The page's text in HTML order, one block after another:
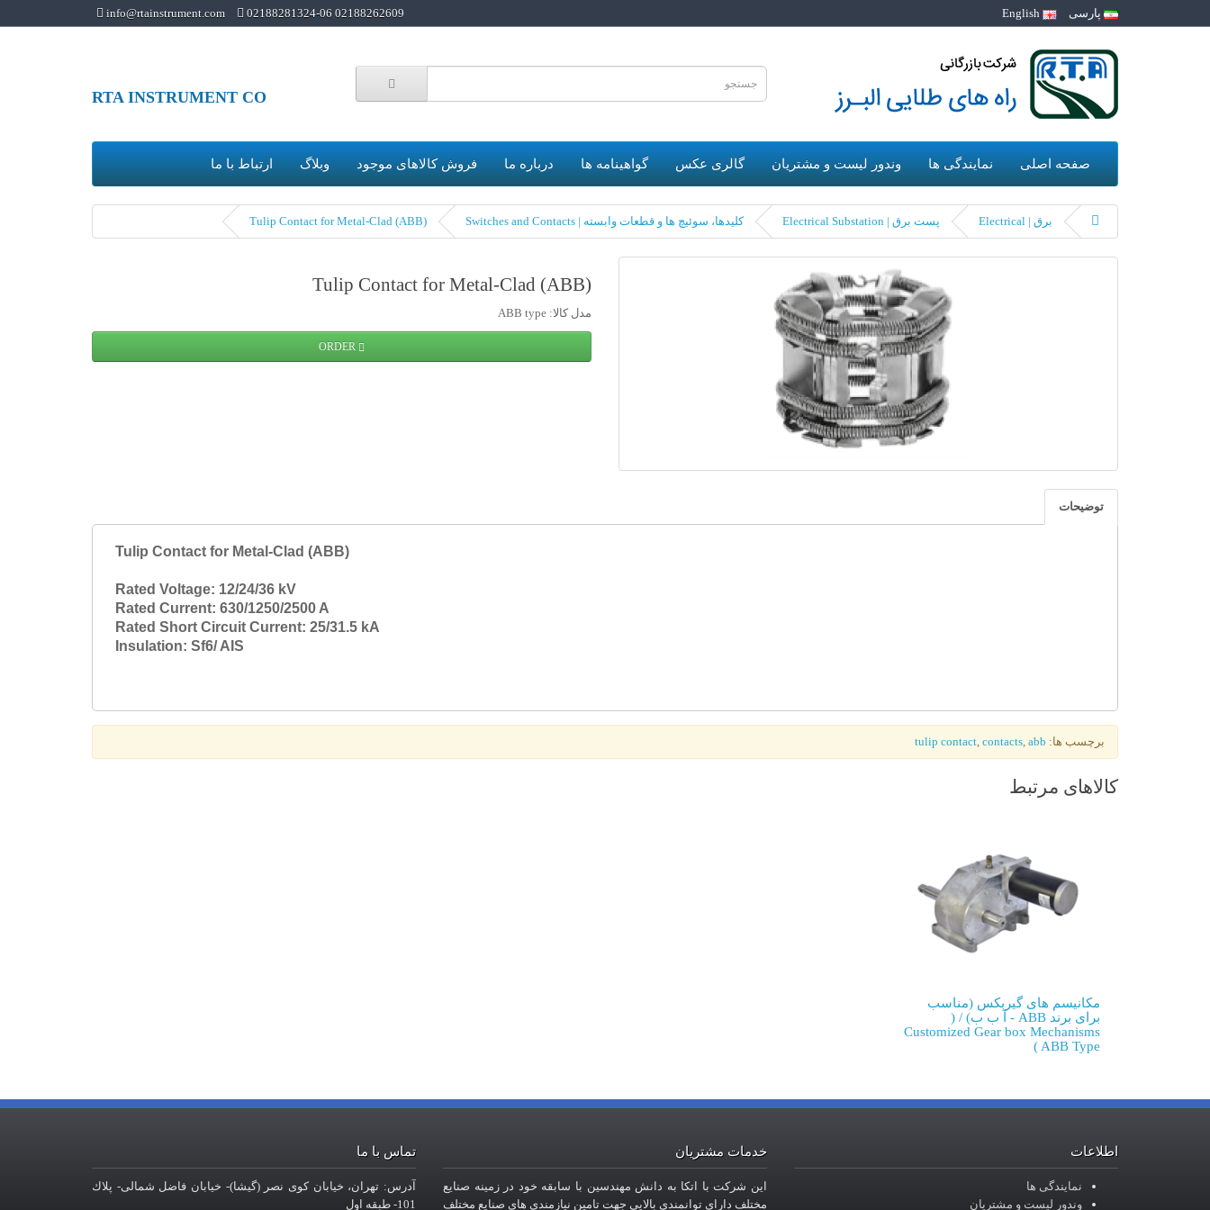
پارسی 02188262609 02188281324-06
info@rtainstrument.com
RTA INSTRUMENT CO
صفحه اصلی نمایندگی ها وندور لیست و مشتریان گالری عکس گواهینامه ها درباره ما فروش کالاهای موجود وبلاگ ارتباط با ما
برق | Electrical پست برق | Electrical Substation کلیدها، سوئیچ ها و قطعات وابسته | Switches and Contacts (Tulip Contact for Metal-Clad (ABB
(Tulip Contact for Metal-Clad (ABB
مدل کالا: ABB type
توضیحات
Tulip Contact for Metal-Clad (ABB)
Rated Voltage: 12/24/36 kV
Rated Current: 630/1250/2500 A
Rated Short Circuit Current: 25/31.5 kA
Insulation: Sf6/ AIS
برچسب ها: tulip contact, contacts, abb
کالاهای مرتبط
مکانیسم های گیربکس (مناسب
برای برند ABB - آ ب ب) / (
Customized Gear box Mechanisms
( ABB Type
اطلاعات
نمایندگی ها
وندور لیست و مشتریان
خدمات مشتریان
این شرکت با اتکا به دانش مهندسین با سابقه خود در زمینه صنایع
مختلف دارای توانمندی بالایی جهت تامین نیازمندی های صنایع مختلف
تماس با ما
آدرس: تهران، خيابان کوی نصر (گیشا)- خيابان فاضل شمالی- پلاك
101- طبقه اول